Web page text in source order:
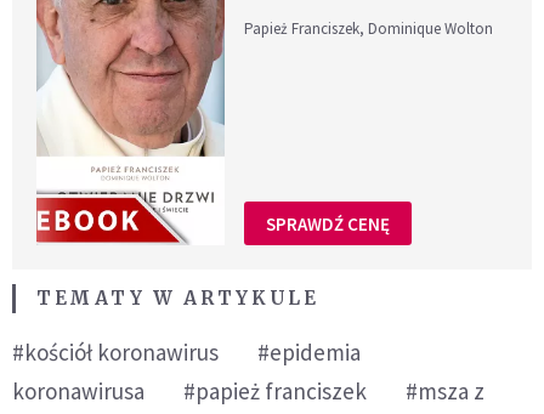
Papież Franciszek, Dominique Wolton
SPRAWDŹ CENĘ
TEMATY W ARTYKULE
#kościół koronawirus
#epidemia
koronawirusa
#papież franciszek
#msza z